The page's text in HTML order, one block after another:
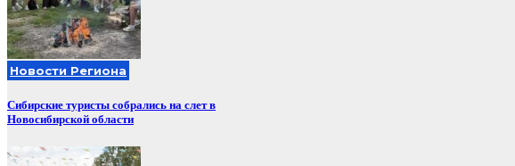
Новости Региона
Сибирские туристы собрались на слет в
Новосибирской области